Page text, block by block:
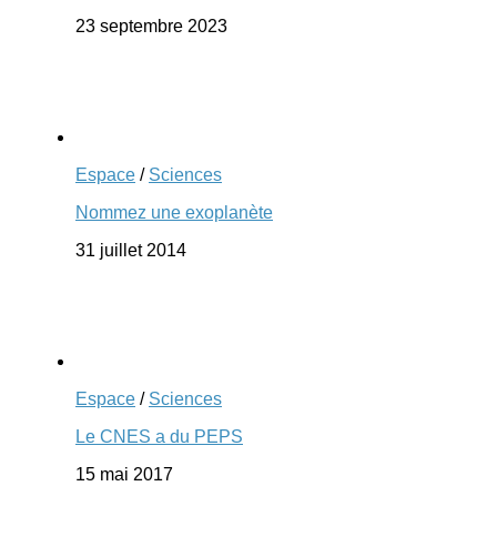
23 septembre 2023
Espace / Sciences
Nommez une exoplanète
31 juillet 2014
Espace / Sciences
Le CNES a du PEPS
15 mai 2017